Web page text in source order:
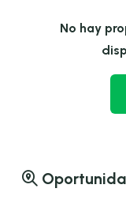
No hay